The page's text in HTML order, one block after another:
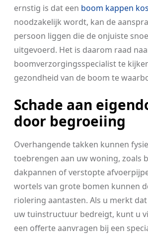
ernstig is dat een boom kappen
noodzakelijk wordt, kan de
persoon liggen die de onjuiste
uitgevoerd. Het is daarom raad
boomverzorgingsspecialist te
gezondheid van de boom te
Schade aan
door begroeiing
Overhangende takken kunnen
toebrengen aan uw woning, zoals
dakpannen of verstopte
wortels van grote bomen kunnen
riolering aantasten. Als u merkt
uw tuinstructuur bedreigt, kunt u
een offerte aanvragen bij een